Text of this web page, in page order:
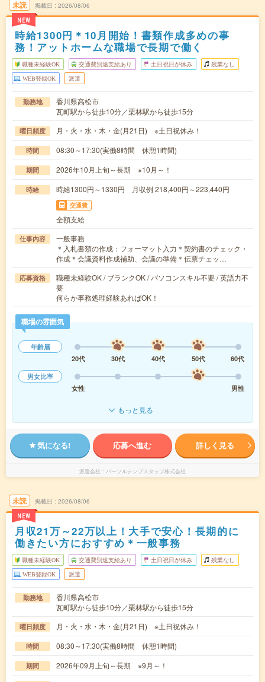
未読
NEW
掲載日 2026/08/06
時給1300円＊10月開始！書類作成多めの事
務！アットホームな職場で長期で働く
職種未経験OK 交通費別途支給あり 土日祝日が休み 残業なし
WEB登録OK 派遣
勤務地
香川県高松市
瓦町駅から徒歩10分／栗林駅から徒歩15分
曜日頻度 月・火・水・木・金(月21日) ※土日祝休み！
時間 08:30～17:30(実働8時間 休憩1時間)
期間 2026年10月上旬～長期 ※10月～！
時給 時給1300円～1330円 月収例 218,400円～223,440円
交通費
全額支給
仕事内容
一般事務
＊入札書類の作成：フォーマット入力＊契約書のチェック・
作成＊会議資料作成補助、会議の準備＊伝票チェッ…
応募資格
職種未経験OK / ブランクOK / パソコンスキル不要 / 英語力不
要
何らか事務処理経験あればOK！
職場の雰囲気
年齢層
20代
30代 40代 50代
60代
男女比率
女性
男性
もっと見る
気になる! 応募へ進む 詳しく見る
派遣会社 パーソルテンプスタッフ株式会社
未読
NEW
掲載日 2026/08/06
月収21万～22万以上！大手で安心！長期的に
働きたい方におすすめ＊一般事務
職種未経験OK 交通費別途支給あり 土日祝日が休み 残業なし
WEB登録OK 派遣
勤務地
香川県高松市
瓦町駅から徒歩10分／栗林駅から徒歩15分
曜日頻度 月・火・水・木・金(月21日) ※土日祝休み！
時間 08:30～17:30(実働8時間 休憩1時間)
期間 2026年09月上旬～長期 ※9月～！